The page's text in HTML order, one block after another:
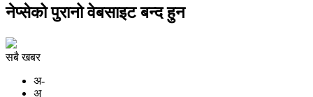
नेप्सेको पुरानो वेबसाइट बन्द हुन
सबै खबर
अ-
अ